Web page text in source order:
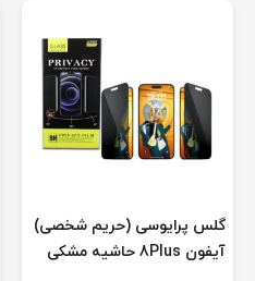
گلس پرایوسی (حریم شخصی)
آیفون 8Plus حاشیه مشکی